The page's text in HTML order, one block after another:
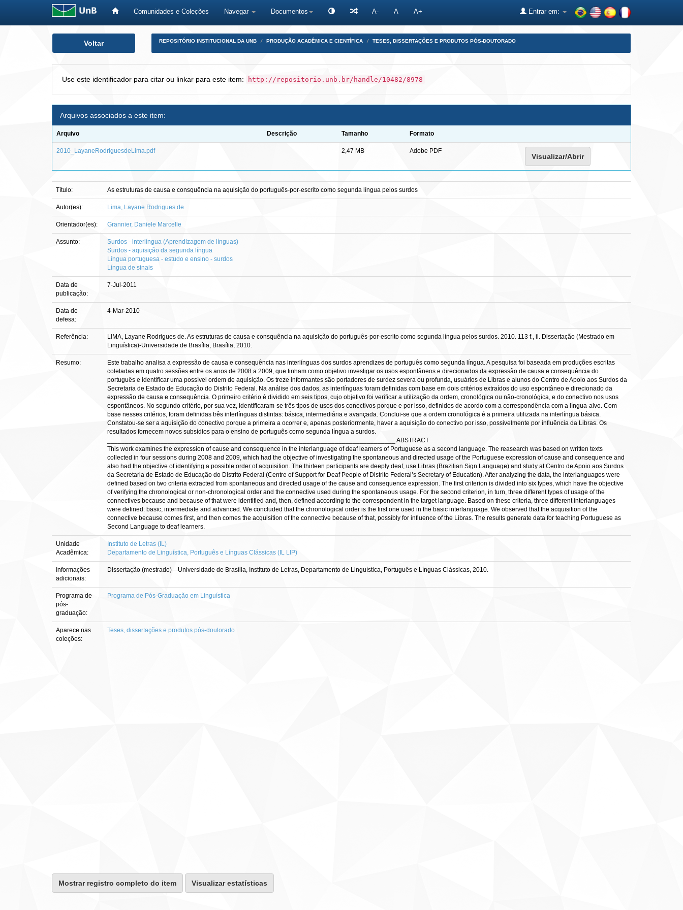
Comunidades e Coleções Navegar Documentos A- A A+ Entrar em:
Voltar REPOSITÓRIO INSTITUCIONAL DA UNB PRODUÇÃO ACADÊMICA E CIENTÍFICA TESES, DISSERTAÇÕES E PRODUTOS PÓS-DOUTORADO
Use este identificador para citar ou linkar para este item: http://repositorio.unb.br/handle/10482/8978
Arquivos associados a este item:
Arquivo Descrição Tamanho Formato
2010_LayaneRodriguesdeLima.pdf 2,47 MB Adobe PDF
Visualizar/Abrir
Título: As estruturas de causa e consquência na aquisição do português-por-escrito como segunda língua pelos surdos
Autor(es): Lima, Layane Rodrigues de
Orientador(es): Grannier, Daniele Marcelle
Assunto:
Surdos - interlíngua (Aprendizagem de línguas)
Surdos - aquisição da segunda língua
Língua portuguesa - estudo e ensino - surdos
Língua de sinais
Data de
publicação:
7-Jul-2011
Data de
defesa:
4-Mar-2010
Referência:
LIMA, Layane Rodrigues de. As estruturas de causa e consquência na aquisição do português-por-escrito como segunda língua pelos surdos. 2010. 113 f., il. Dissertação (Mestrado em
Linguística)-Universidade de Brasília, Brasília, 2010.
Resumo:
Este trabalho analisa a expressão de causa e consequência nas interlínguas dos surdos aprendizes de português como segunda língua. A pesquisa foi baseada em produções escritas
coletadas em quatro sessões entre os anos de 2008 a 2009, que tinham como objetivo investigar os usos espontâneos e direcionados da expressão de causa e consequência do
português e identificar uma possível ordem de aquisição. Os treze informantes são portadores de surdez severa ou profunda, usuários de Libras e alunos do Centro de Apoio aos Surdos da
Secretaria de Estado de Educação do Distrito Federal. Na análise dos dados, as interlínguas foram definidas com base em dois critérios extraídos do uso espontâneo e direcionado da
expressão de causa e consequência. O primeiro critério é dividido em seis tipos, cujo objetivo foi verificar a utilização da ordem, cronológica ou não-cronológica, e do conectivo nos usos
espontâneos. No segundo critério, por sua vez, identificaram-se três tipos de usos dos conectivos porque e por isso, definidos de acordo com a correspondência com a língua-alvo. Com
base nesses critérios, foram definidas três interlínguas distintas: básica, intermediária e avançada. Conclui-se que a ordem cronológica é a primeira utilizada na interlíngua básica.
Constatou-se ser a aquisição do conectivo porque a primeira a ocorrer e, apenas posteriormente, haver a aquisição do conectivo por isso, possivelmente por influência da Libras. Os
resultados fornecem novos subsídios para o ensino de português como segunda língua a surdos.
_________________________________________________________________________________ ABSTRACT
This work examines the expression of cause and consequence in the interlanguage of deaf learners of Portuguese as a second language. The reasearch was based on written texts
collected in four sessions during 2008 and 2009, which had the objective of investigating the spontaneous and directed usage of the Portuguese expression of cause and consequence and
also had the objective of identifying a possible order of acquisition. The thirteen participants are deeply deaf, use Libras (Brazilian Sign Language) and study at Centro de Apoio aos Surdos
da Secretaria de Estado de Educação do Distrito Federal (Centre of Support for Deaf People of Distrito Federal’s Secretary of Education). After analyzing the data, the interlanguages were
defined based on two criteria extracted from spontaneous and directed usage of the cause and consequence expression. The first criterion is divided into six types, which have the objective
of verifying the chronological or non-chronological order and the connective used during the spontaneous usage. For the second criterion, in turn, three different types of usage of the
connectives because and because of that were identified and, then, defined according to the correspondent in the target language. Based on these criteria, three different interlanguages
were defined: basic, intermediate and advanced. We concluded that the chronological order is the first one used in the basic interlanguage. We observed that the acquisition of the
connective because comes first, and then comes the acquisition of the connective because of that, possibly for influence of the Libras. The results generate data for teaching Portuguese as
Second Language to deaf learners.
Unidade
Acadêmica:
Instituto de Letras (IL)
Departamento de Linguística, Português e Línguas Clássicas (IL LIP)
Informações
adicionais:
Dissertação (mestrado)—Universidade de Brasília, Instituto de Letras, Departamento de Linguística, Português e Línguas Clássicas, 2010.
Programa de
pós-
graduação:
Programa de Pós-Graduação em Linguística
Aparece nas
coleções:
Teses, dissertações e produtos pós-doutorado
Mostrar registro completo do item Visualizar estatísticas